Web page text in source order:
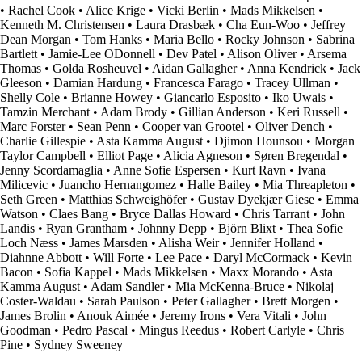
• Rachel Cook • Alice Krige • Vicki Berlin • Mads Mikkelsen •
Kenneth M. Christensen • Laura Drasbæk • Cha Eun-Woo • Jeffrey
Dean Morgan • Tom Hanks • Maria Bello • Rocky Johnson • Sabrina
Bartlett • Jamie-Lee ODonnell • Dev Patel • Alison Oliver• Arsema
Thomas • Golda Rosheuvel • Aidan Gallagher• Anna Kendrick • Jack
Gleeson • Damian Hardung • Francesca Farago • Tracey Ullman •
Shelly Cole • Brianne Howey • Giancarlo Esposito • Iko Uwais •
Tamzin Merchant • Adam Brody • Gillian Anderson • Keri Russell •
Marc Forster• Sean Penn • Cooper van Grootel • Oliver Dench •
Charlie Gillespie • Asta Kamma August • Djimon Hounsou • Morgan
Taylor Campbell • Elliot Page • Alicia Agneson • Søren Bregendal •
Jenny Scordamaglia • Anne Sofie Espersen • Kurt Ravn • Ivana
Milicevic • Juancho Hernangomez • Halle Bailey • Mia Threapleton •
Seth Green • Matthias Schweighöfer• Gustav Dyekjær Giese • Emma
Watson • Claes Bang • Bryce Dallas Howard • Chris Tarrant • John
Landis • Ryan Grantham • Johnny Depp • Björn Blixt • Thea Sofie
Loch Næss • James Marsden • Alisha Weir• Jennifer Holland •
Diahnne Abbott • Will Forte • Lee Pace • Daryl McCormack • Kevin
Bacon • Sofia Kappel • Mads Mikkelsen • Maxx Morando • Asta
Kamma August • Adam Sandler• Mia McKenna-Bruce • Nikolaj
Coster-Waldau • Sarah Paulson • Peter Gallagher• Brett Morgen •
James Brolin • Anouk Aimée • Jeremy Irons • Vera Vitali • John
Goodman • Pedro Pascal • Mingus Reedus • Robert Carlyle • Chris
Pine • Sydney Sweeney